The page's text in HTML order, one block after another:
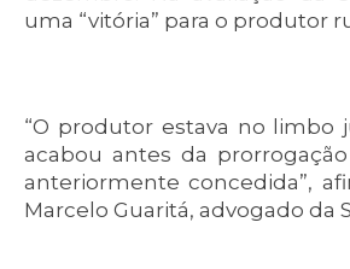
uma “vitória” para o produtor
“O produtor estava no limbo
acabou antes da
anteriormente concedida”,
Marcelo Guaritá, advogado da